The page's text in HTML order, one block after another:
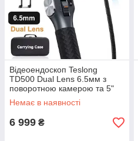
Відеоендоскоп Teslong
TD500 Dual Lens 6.5мм з
поворотною камерою та 5"
екраном — професійний Full
HD
Немає в наявності
6 999 ₴